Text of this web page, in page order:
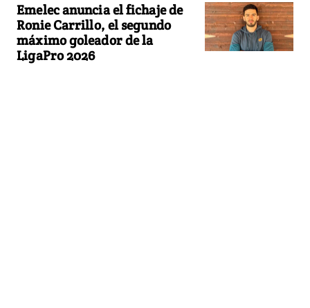
Emelec anuncia el fichaje de
Ronie Carrillo, el segundo
máximo goleador de la
LigaPro 2026